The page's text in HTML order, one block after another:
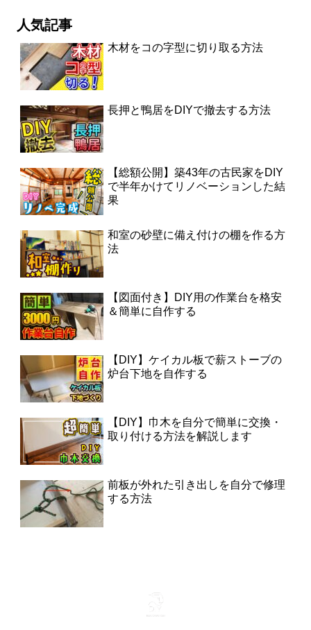
人気記事
木材をコの字型に切り取る方法
長押と鴨居をDIYで撤去する方法
【総額公開】築43年の古民家をDIY
で半年かけてリノベーションした結
果
和室の砂壁に備え付けの棚を作る方
法
【図面付き】DIY用の作業台を格安
＆簡単に自作する
【DIY】ケイカル板で薪ストーブの
炉台下地を自作する
【DIY】巾木を自分で簡単に交換・
取り付ける方法を解説します
前板が外れた引き出しを自分で修理
する方法